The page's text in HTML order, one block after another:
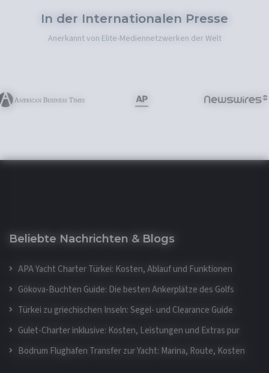
In der Internationalen Presse
Anerkannt von Elite-Mediennetzwerken der Welt
Beliebte Nachrichten & Blogs
APA Yacht Charter Türkei: Kosten, Ablauf und Funktionen
Gökova-Buchten Guide: Die besten Ankerplätze des Golfs
Türkei zu griechischen Inseln: Segel- und Clearance Guide
Gulet-Charter inklusive: Kosten, Leistungen und Extras pur
Bodrum Flughafen Transfer zur Yacht: Marina, Route, Kosten